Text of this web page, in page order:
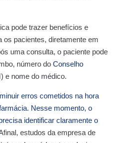
pode trazer benefícios e
os pacientes, diretamente em
uma consulta, o paciente pode
número do Conselho
e nome do médico.
erros cometidos na hora
Nesse momento, o
identificar claramente o
estudos da empresa de